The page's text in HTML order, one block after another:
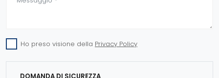
Ho preso visione della Privacy Policy